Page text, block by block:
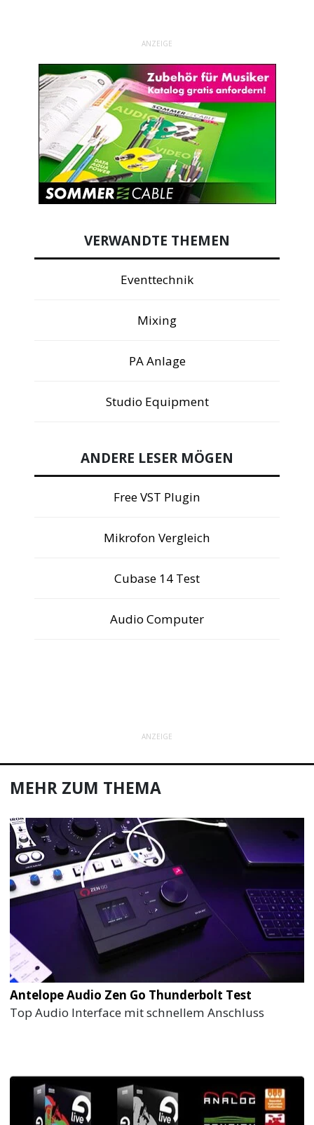
ANZEIGE
VERWANDTE THEMEN
Eventtechnik
Mixing
PA Anlage
Studio Equipment
ANDERE LESER MÖGEN
Free VST Plugin
Mikrofon Vergleich
Cubase 14 Test
Audio Computer
ANZEIGE
MEHR ZUM THEMA
Antelope Audio Zen Go Thunderbolt Test
Top Audio Interface mit schnellem Anschluss